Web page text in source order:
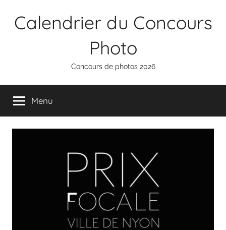
Calendrier du Concours
Photo
Concours de photos 2026
Menu